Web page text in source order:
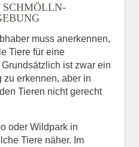
SCHMÖLLN-
muss anerkennen,
Tiere für eine
ist zwar ein
zu erkennen, aber in
Tieren nicht gerecht
oder Wildpark in
Tiere näher. Im